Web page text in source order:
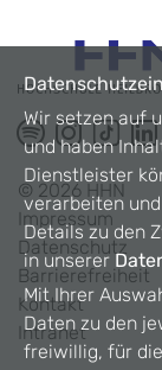
© 2026 HHN
Impressum
Datenschutz
Barrierefreiheit
Kontakt
Intranet
Wir setzen auf
und haben
Dienstleister
verarbeiten
Details zu den
in unserer
Mit Ihrer
Daten zu den
freiwillig, für